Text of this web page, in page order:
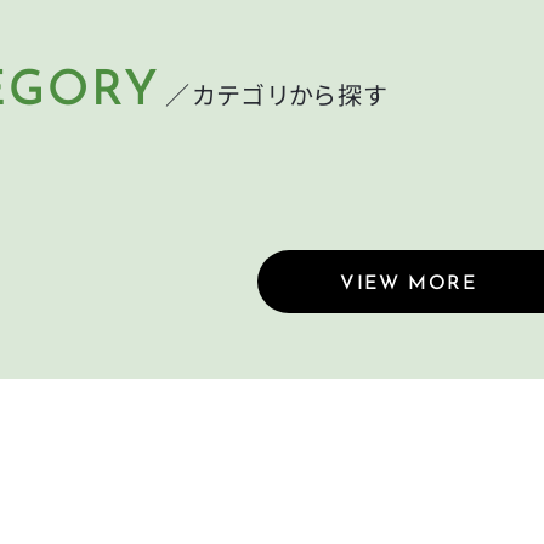
／カテゴリから探す
LIGHT
VIEW MORE